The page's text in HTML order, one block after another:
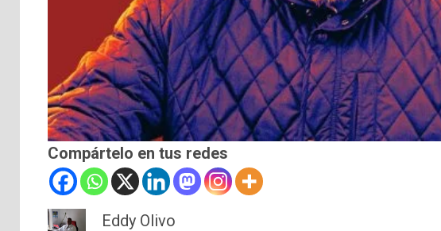
Compártelo en tus redes
Eddy Olivo